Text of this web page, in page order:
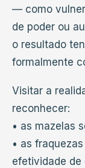
— como
de poder ou
o resultado
formalmente
Visitar a
reconhecer:
• as mazelas
• as
efetividade de